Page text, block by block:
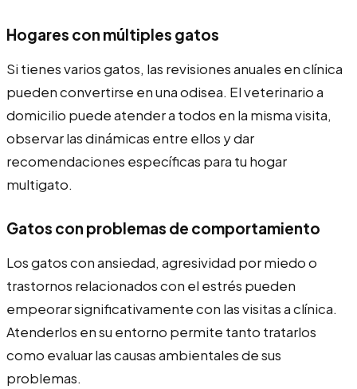
Hogares con múltiples gatos
Si tienes varios gatos, las revisiones anuales en clínica
pueden convertirse en una odisea. El veterinario a
domicilio puede atender a todos en la misma visita,
observar las dinámicas entre ellos y dar
recomendaciones específicas para tu hogar
multigato.
Gatos con problemas de comportamiento
Los gatos con ansiedad, agresividad por miedo o
trastornos relacionados con el estrés pueden
empeorar significativamente con las visitas a clínica.
Atenderlos en su entorno permite tanto tratarlos
como evaluar las causas ambientales de sus
problemas.